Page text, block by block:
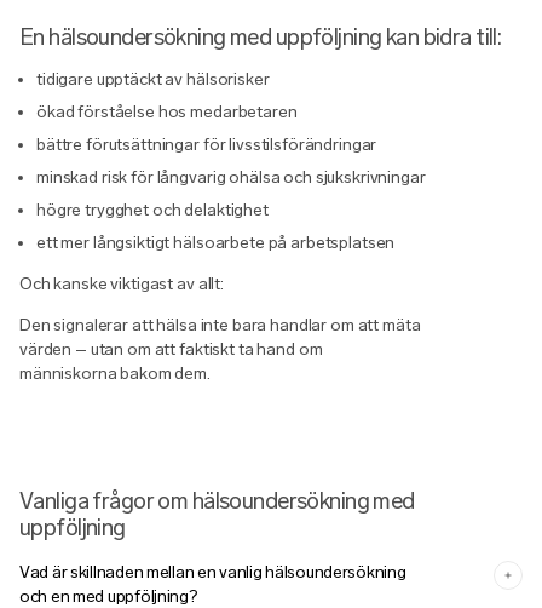
En hälsoundersökning med uppföljning kan bidra till:
tidigare upptäckt av hälsorisker
ökad förståelse hos medarbetaren
bättre förutsättningar för livsstilsförändringar
minskad risk för långvarig ohälsa och sjukskrivningar
högre trygghet och delaktighet
ett mer långsiktigt hälsoarbete på arbetsplatsen
Och kanske viktigast av allt:
Den signalerar att hälsa inte bara handlar om att mäta
värden – utan om att faktiskt ta hand om
människorna bakom dem.
Vanliga frågor om hälsoundersökning med
uppföljning
Vad är skillnaden mellan en vanlig hälsoundersökning
och en med uppföljning?